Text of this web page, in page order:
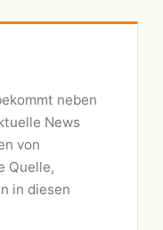
neben
News
von
Quelle,
in diesen